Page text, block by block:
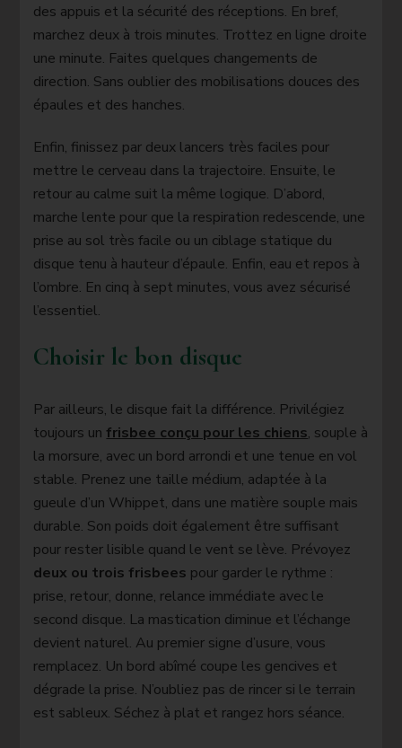
des appuis et la sécurité des réceptions. En bref,
marchez deux à trois minutes. Trottez en ligne droite
une minute. Faites quelques changements de
direction. Sans oublier des mobilisations douces des
épaules et des hanches.
Enfin, finissez par deux lancers très faciles pour
mettre le cerveau dans la trajectoire. Ensuite, le
retour au calme suit la même logique. D’abord,
marche lente pour que la respiration redescende, une
prise au sol très facile ou un ciblage statique du
disque tenu à hauteur d’épaule. Enfin, eau et repos à
l’ombre. En cinq à sept minutes, vous avez sécurisé
l’essentiel.
Choisir le bon disque
Par ailleurs, le disque fait la différence. Privilégiez
toujours un frisbee conçu pour les chiens, souple à
la morsure, avec un bord arrondi et une tenue en vol
stable. Prenez une taille médium, adaptée à la
gueule d’un Whippet, dans une matière souple mais
durable. Son poids doit également être suffisant
pour rester lisible quand le vent se lève. Prévoyez
deux ou trois frisbees pour garder le rythme :
prise, retour, donne, relance immédiate avec le
second disque. La mastication diminue et l’échange
devient naturel. Au premier signe d’usure, vous
remplacez. Un bord abîmé coupe les gencives et
dégrade la prise. N’oubliez pas de rincer si le terrain
est sableux. Séchez à plat et rangez hors séance.